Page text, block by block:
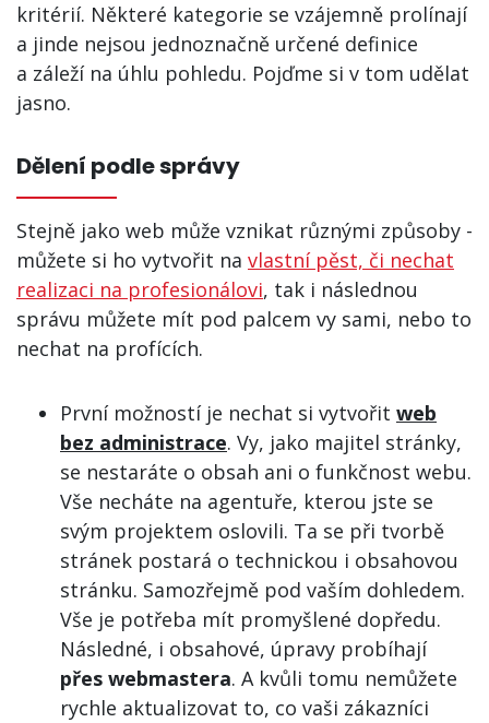
kritérií. Některé kategorie se vzájemně prolínají
a jinde nejsou jednoznačně určené definice
a záleží na úhlu pohledu. Pojďme si v tom udělat
jasno.
Dělení podle správy
Stejně jako web může vznikat různými způsoby -
můžete si ho vytvořit na vlastní pěst, či nechat
realizaci na profesionálovi, tak i následnou
správu můžete mít pod palcem vy sami, nebo to
nechat na profících.
První možností je nechat si vytvořit web
bez administrace. Vy, jako majitel stránky,
se nestaráte o obsah ani o funkčnost webu.
Vše necháte na agentuře, kterou jste se
svým projektem oslovili. Ta se při tvorbě
stránek postará o technickou i obsahovou
stránku. Samozřejmě pod vaším dohledem.
Vše je potřeba mít promyšlené dopředu.
Následné, i obsahové, úpravy probíhají
přes webmastera. A kvůli tomu nemůžete
rychle aktualizovat to, co vaši zákazníci